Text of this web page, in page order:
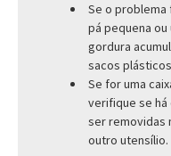
Se o problema
pá pequena
gordura
sacos
Se for uma
verifique se
ser removidas
outro utensílio.